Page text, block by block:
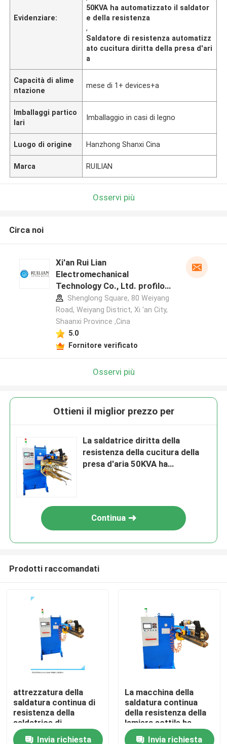
Casa
Chi siamo
Contatti
Evidenziare:
50KVA ha automatizzato il saldator
e della resistenza
,
Saldatore di resistenza automatizz
ato cucitura diritta della presa d'ari
a
Capacità di alime
ntazione
mese di 1+ devices+a
Imballaggi partico
lari
Imballaggio in casi di legno
Luogo di origine Hanzhong Shanxi Cina
Marca RUILIAN
Osservi più
Circa noi
Xi'an Rui Lian
Electromechanical
Technology Co., Ltd. profilo
del produttore
Shenglong Square, 80 Weiyang
Road, Weiyang District, Xi 'an City,
Shaanxi Province ,Cina
5.0
Fornitore verificato
Osservi più
Ottieni il miglior prezzo per
La saldatrice diritta della
resistenza della cucitura della
presa d'aria 50KVA ha
Continua
Prodotti raccomandati
attrezzatura della
saldatura continua di
resistenza della
saldatrice di
resistenza di 1000mm
Invia richiesta
La macchina della
saldatura continua
della resistenza della
lamiera sottile ha
automatizzato il
Invia richiesta